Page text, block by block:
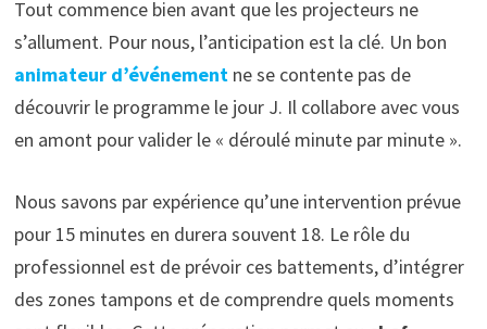
Tout commence bien avant que les projecteurs ne
s’allument. Pour nous, l’anticipation est la clé. Un bon
animateur d’événementne se contente pas de
découvrir le programme le jour J. Il collabore avec vous
en amont pour valider le « déroulé minute par minute ».
Nous savons par expérience qu’une intervention prévue
pour 15 minutes en durera souvent 18. Le rôle du
professionnel est de prévoir ces battements, d’intégrer
des zones tampons et de comprendre quels moments